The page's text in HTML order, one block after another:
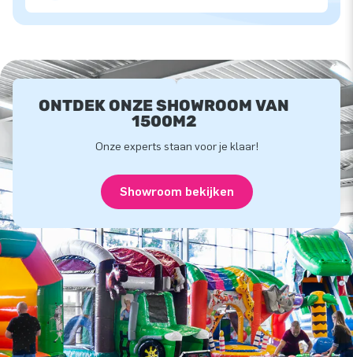
ONTDEK ONZE SHOWROOM VAN
1500M2
Onze experts staan voor je klaar!
Showroom bekijken